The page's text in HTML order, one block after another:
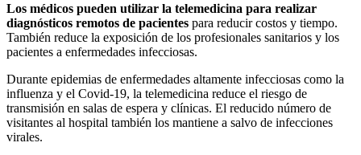
Los médicos pueden utilizar la telemedicina para realizar
diagnósticos remotos de pacientes para reducir costos y tiempo.
También reduce la exposición de los profesionales sanitarios y los
pacientes a enfermedades infecciosas.
Durante epidemias de enfermedades altamente infecciosas como la
influenza y el Covid-19, la telemedicina reduce el riesgo de
transmisión en salas de espera y clínicas. El reducido número de
visitantes al hospital también los mantiene a salvo de infecciones
virales.